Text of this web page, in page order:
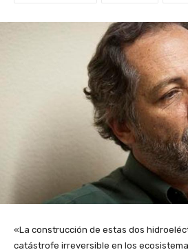
«La construcción de estas dos
catástrofe irreversible en los